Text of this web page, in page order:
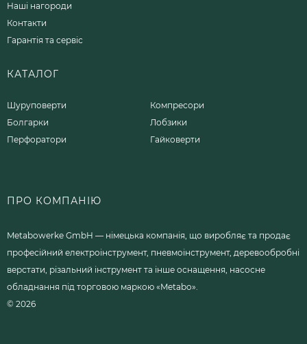
Наші нагороди
Контакти
Гарантія та сервіс
КАТАЛОГ
Шуруповерти
Болгарки
Перфоратори
Компресори
Лобзики
Гайковерти
ПРО КОМПАНІЮ
Metabowerke GmbH — німецька компанія, що виробляє та продає
професійний електроінструмент, пневмоінструмент, деревообробні
верстати, різальний інструмент та інше оснащення, насосне
обладнання під торговою маркою «Metabo».
© 2026